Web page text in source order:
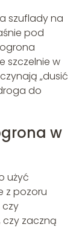
szuflady na
pod
szczelnie w
„dusić
do
w
użyć
z pozoru
czy
czy zaczną